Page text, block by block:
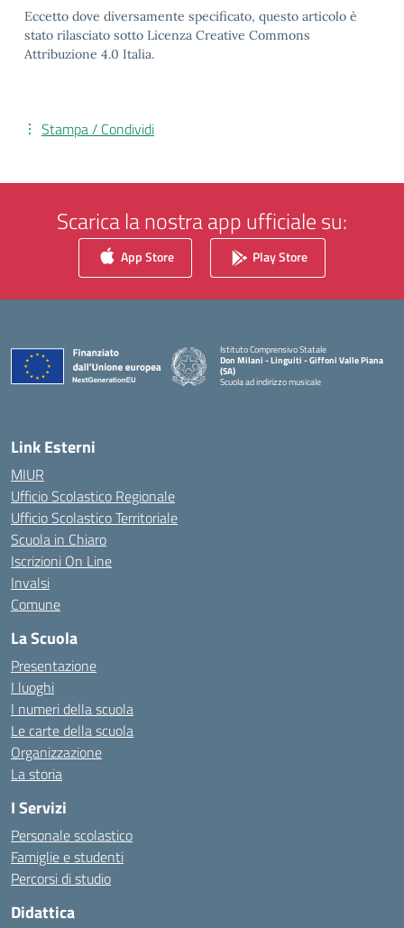
Eccetto dove diversamente specificato, questo articolo è
stato rilasciato sotto Licenza Creative Commons
Attribuzione 4.0 Italia.
Stampa / Condividi
Scarica la nostra app ufficiale su:
App Store Play Store
Istituto Comprensivo Statale
Don Milani - Linguiti - Giffoni Valle Piana
(SA)
Scuola ad indirizzo musicale
Link Esterni
MIUR
Ufficio Scolastico Regionale
Ufficio Scolastico Territoriale
Scuola in Chiaro
Iscrizioni On Line
Invalsi
Comune
La Scuola
Presentazione
I luoghi
I numeri della scuola
Le carte della scuola
Organizzazione
La storia
I Servizi
Personale scolastico
Famiglie e studenti
Percorsi di studio
Didattica